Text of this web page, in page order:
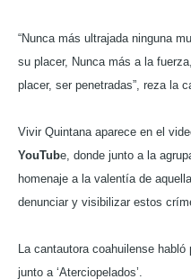
“Nunca más ultrajada ninguna
su placer, Nunca más a la
placer, ser penetradas”, reza la
Vivir Quintana aparece en el
YouTube, donde junto a la
homenaje a la valentía de
denunciar y visibilizar estos
La cantautora coahuilense
junto a ‘Aterciopelados’.